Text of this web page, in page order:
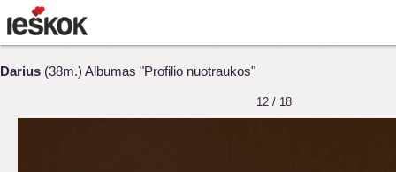
Darius (38m.) Albumas "Profilio nuotraukos"
12 / 18